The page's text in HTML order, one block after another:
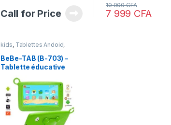
Call for Price 7 999 CFA
10 000CFA
kids, Tablettes Andoid,
BeBe-TAB (B-703) –
Tablette éducative